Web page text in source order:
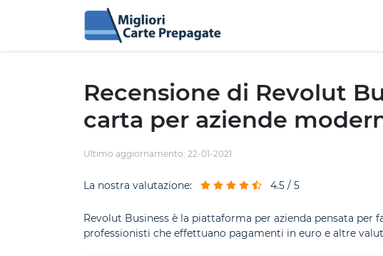
Recensione di Revolut
carta per aziende
Ultimo aggiornamento: 22-01-2021
La nostra valutazione: 4.5 / 5
Revolut Business è la piattaforma per azienda pensata per
professionisti che effettuano pagamenti in euro e altre